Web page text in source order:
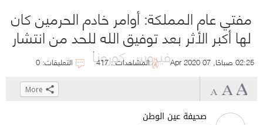
مفتي عام المملكة: أوامر خادم الحرمين كان
لها أكبر الأثر بعد توفيق الله للحد من انتشار
فيروس كورونا 02:25 صباحًا, 07 Apr 2020 المشاهدات : 417 التعليقات: 0
صحيفة عين الوطن
Click
More